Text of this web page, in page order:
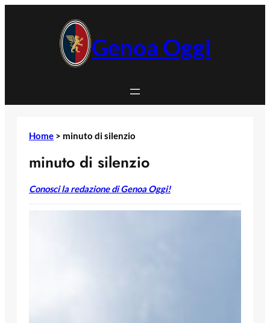
Genoa Oggi
Home > minuto di silenzio
minuto di silenzio
Conosci la redazione di Genoa Oggi!